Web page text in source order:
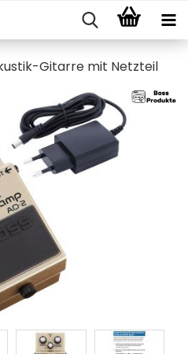
Gitarre mit Netzteil